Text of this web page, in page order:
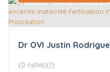
Dr OVI Justin Rodrigue
(0 note(s))